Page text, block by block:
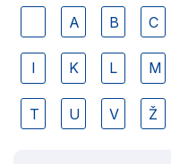
A B C
I K L M
T U V Ž